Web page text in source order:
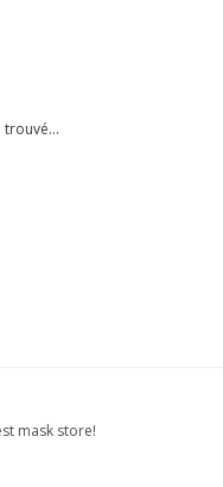
mask store!